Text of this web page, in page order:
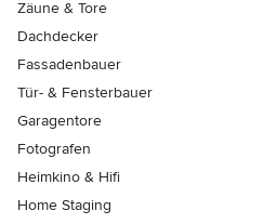
Zäune & Tore
Dachdecker
Fassadenbauer
Tür- & Fensterbauer
Garagentore
Fotografen
Heimkino & Hifi
Home Staging